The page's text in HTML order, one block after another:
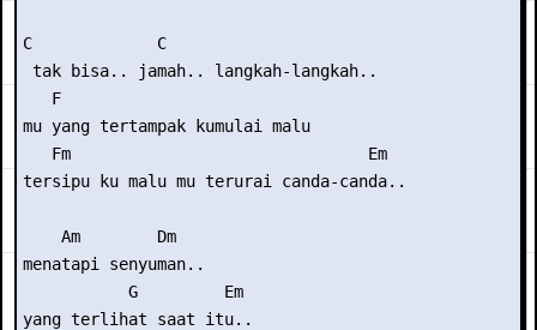
C             C
tak bisa.. jamah.. langkah-langkah..
   F
mu yang tertampak kumulai malu
   Fm                               Em
tersipu ku malu mu terurai canda-canda..
    Am        Dm
menatapi senyuman..
           G         Em
yang terlihat saat itu..